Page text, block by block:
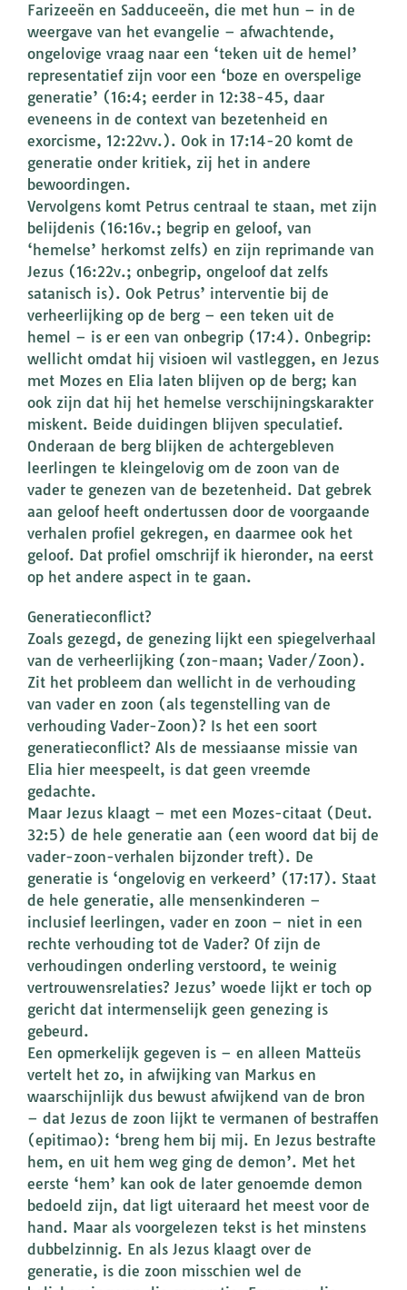
Farizeeën en Sadduceeën, die met hun – in de
weergave van het evangelie – afwachtende,
ongelovige vraag naar een ‘teken uit de hemel’
representatief zijn voor een ‘boze en overspelige
generatie’ (16:4; eerder in 12:38-45, daar
eveneens in de context van bezetenheid en
exorcisme, 12:22vv.). Ook in 17:14-20 komt de
generatie onder kritiek, zij het in andere
bewoordingen.
Vervolgens komt Petrus centraal te staan, met zijn
belijdenis (16:16v.; begrip en geloof, van
‘hemelse’ herkomst zelfs) en zijn reprimande van
Jezus (16:22v.; onbegrip, ongeloof dat zelfs
satanisch is). Ook Petrus’ interventie bij de
verheerlijking op de berg – een teken uit de
hemel – is er een van onbegrip (17:4). Onbegrip:
wellicht omdat hij visioen wil vastleggen, en Jezus
met Mozes en Elia laten blijven op de berg; kan
ook zijn dat hij het hemelse verschijningskarakter
miskent. Beide duidingen blijven speculatief.
Onderaan de berg blijken de achtergebleven
leerlingen te kleingelovig om de zoon van de
vader te genezen van de bezetenheid. Dat gebrek
aan geloof heeft ondertussen door de voorgaande
verhalen profiel gekregen, en daarmee ook het
geloof. Dat profiel omschrijf ik hieronder, na eerst
op het andere aspect in te gaan.
Generatieconflict?
Zoals gezegd, de genezing lijkt een spiegelverhaal
van de verheerlijking (zon-maan; Vader/Zoon).
Zit het probleem dan wellicht in de verhouding
van vader en zoon (als tegenstelling van de
verhouding Vader-Zoon)? Is het een soort
generatieconflict? Als de messiaanse missie van
Elia hier meespeelt, is dat geen vreemde
gedachte.
Maar Jezus klaagt – met een Mozes-citaat (Deut.
32:5) de hele generatie aan (een woord dat bij de
vader-zoon-verhalen bijzonder treft). De
generatie is ‘ongelovig en verkeerd’ (17:17). Staat
de hele generatie, alle mensenkinderen –
inclusief leerlingen, vader en zoon – niet in een
rechte verhouding tot de Vader? Of zijn de
verhoudingen onderling verstoord, te weinig
vertrouwensrelaties? Jezus’ woede lijkt er toch op
gericht dat intermenselijk geen genezing is
gebeurd.
Een opmerkelijk gegeven is – en alleen Matteüs
vertelt het zo, in afwijking van Markus en
waarschijnlijk dus bewust afwijkend van de bron
– dat Jezus de zoon lijkt te vermanen of bestraffen
(epitimao): ‘breng hem bij mij. En Jezus bestrafte
hem, en uit hem weg ging de demon’. Met het
eerste ‘hem’ kan ook de later genoemde demon
bedoeld zijn, dat ligt uiteraard het meest voor de
hand. Maar als voorgelezen tekst is het minstens
dubbelzinnig. En als Jezus klaagt over de
generatie, is die zoon misschien wel de